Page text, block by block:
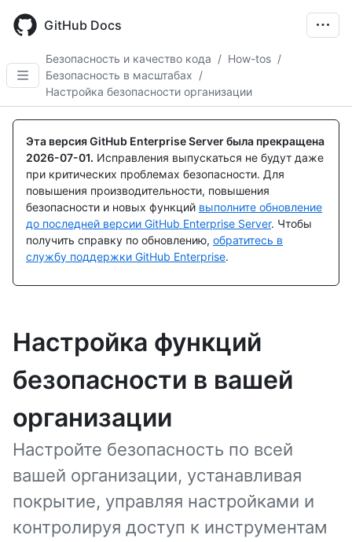
main
GitHub Docs
Безопасность и качество кода / How-tos /
Безопасность в масштабах /
Настройка безопасности организации
Эта версия GitHub Enterprise Server была прекращена
2026-07-01. Исправления выпускаться не будут даже
при критических проблемах безопасности. Для
повышения производительности, повышения
безопасности и новых функций выполните обновление
до последней версии GitHub Enterprise Server. Чтобы
получить справку по обновлению, обратитесь в
службу поддержки GitHub Enterprise.
Настройка функций
безопасности в вашей
организации
Настройте безопасность по всей
вашей организации, устанавливая
покрытие, управляя настройками и
контролируя доступ к инструментам